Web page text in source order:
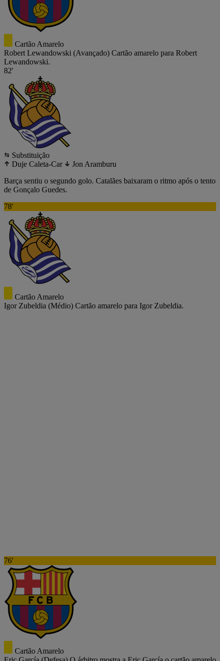
Cartão Amarelo
Robert Lewandowski (Avançado) Cartão amarelo para Robert
Lewandowski.
82'
Substituição
Duje Caleta-Car
Jon Aramburu
Barça sentiu o segundo golo. Catalães baixaram o ritmo após o tento
de Gonçalo Guedes.
78'
Cartão Amarelo
Igor Zubeldia (Médio) Cartão amarelo para Igor Zubeldia.
76'
Cartão Amarelo